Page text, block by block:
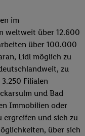
im
weltweit über 12.600
über 100.000
Lidl möglich zu
zu
Filialen
und Bad
Immobilien oder
ergreifen und sich zu
über sich